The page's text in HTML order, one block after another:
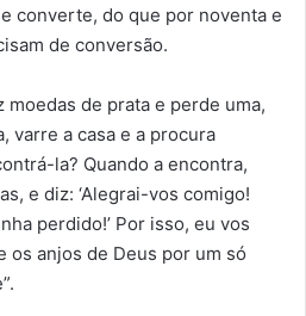
converte, do que por noventa e
de conversão.
moedas de prata e perde uma,
varre a casa e a procura
la? Quando a encontra,
e diz: ‘Alegrai-vos comigo!
perdido!’ Por isso, eu vos
os anjos de Deus por um só